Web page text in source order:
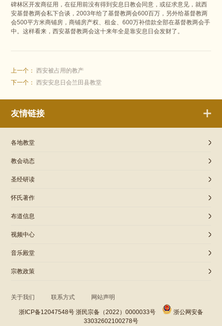
碑林区开发商征用，在征用前没有得到安息日教会同意，或征求意见，就西
安基督教两会私下合谈，2003年给了基督教两会600百万，另外给基督教两
会500平方米商铺房，商铺房产权、租金、600万补偿款全部在基督教两会手
中。这样看来，西安基督教两会这十来年全是靠安息日会发财了。
上一个：西安被占用的教产
下一个：西安安息日会兰田县教堂
友情链接
各地教堂
教会动态
圣经研读
怀氏著作
布道信息
视频中心
音乐殿堂
宗教政策
关于我们 联系方式 网站声明
浙ICP备12047548号 浙民宗备（2022）0000033号
浙公网安备
33032602100278号